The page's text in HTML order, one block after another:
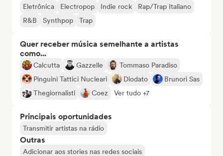
Eletrônica Electropop Indie rock
Rap/Trap Italiano
R&B
Synthpop Trap
Quer receber música semelhante a artistas
como...
Calcutta Gazzelle
Tommaso Paradiso
Pinguini Tattici Nucleari
Diodato
Brunori Sas
Thegiornalisti
Coez Ver tudo +7
Principais oportunidades
Transmitir artistas na rádio
Outras
Adicionar aos stories nas redes sociais